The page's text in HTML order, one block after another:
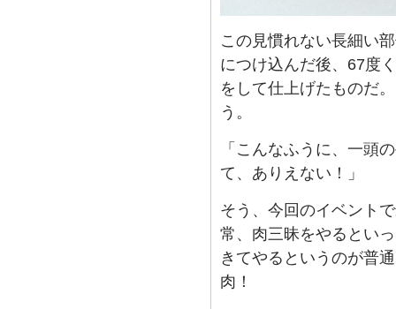
この見慣れない長細い
につけ込んだ後、67度
をして仕上げたものだ
う。
「こんなふうに、一頭
て、ありえない！」
そう、今回のイベント
常、肉三昧をやるとい
きてやるというのが普
肉！